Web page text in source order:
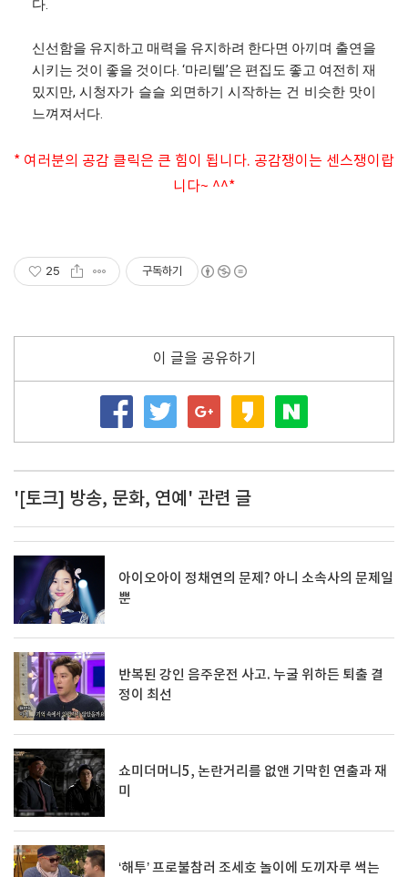
다.
신선함을 유지하고 매력을 유지하려 한다면 아끼며 출연을
시키는 것이 좋을 것이다. ‘마리텔’은 편집도 좋고 여전히 재
밌지만, 시청자가 슬슬 외면하기 시작하는 건 비슷한 맛이
느껴져서다.
* 여러분의 공감 클릭은 큰 힘이 됩니다. 공감쟁이는 센스쟁이랍
니다~ ^^*
25 구독하기
이 글을 공유하기
'[토크] 방송, 문화, 연예' 관련 글
아이오아이 정채연의 문제? 아니 소속사의 문제일
뿐
반복된 강인 음주운전 사고. 누굴 위하든 퇴출 결
정이 최선
쇼미더머니5, 논란거리를 없앤 기막힌 연출과 재
미
‘해투’ 프로불참러 조세호 놀이에 도끼자루 썩는